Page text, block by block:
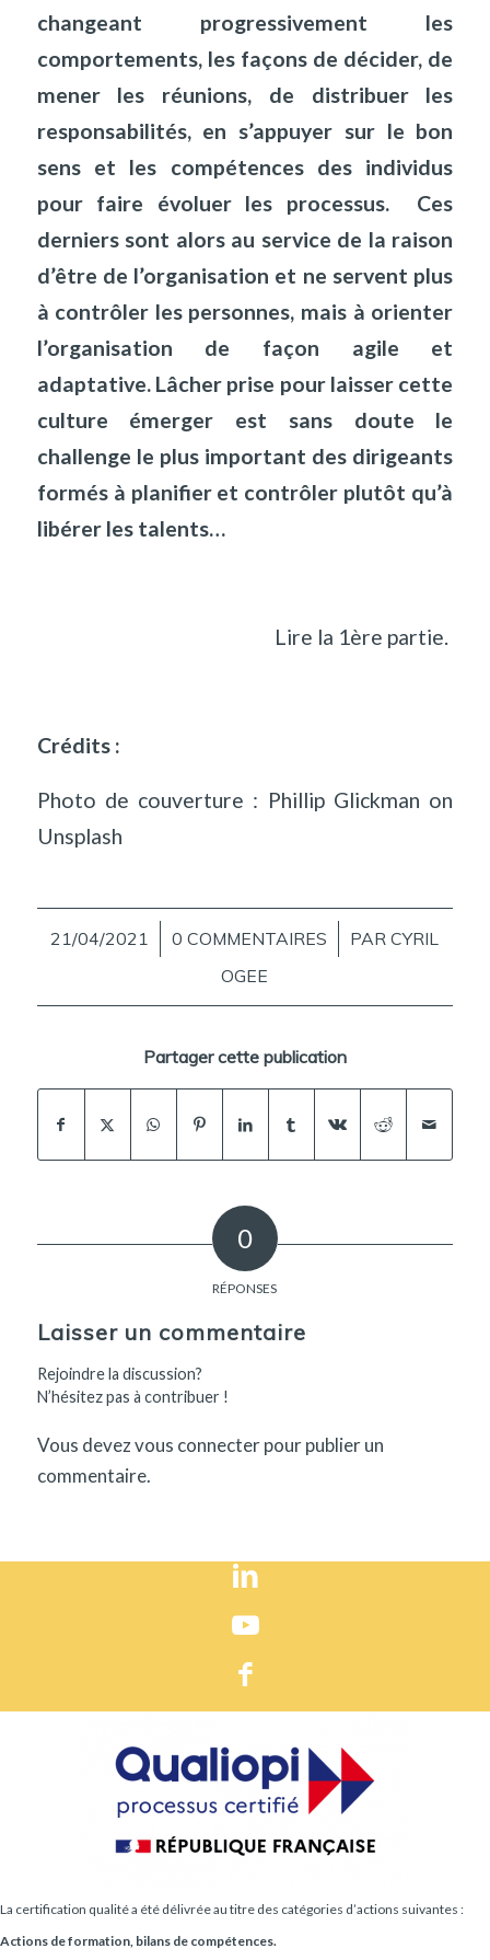
changeant progressivement les
comportements, les façons de décider, de
mener les réunions, de distribuer les
responsabilités, en s’appuyer sur le bon
sens et les compétences des individus
pour faire évoluer les processus.
Ces
derniers sont alors au service de la raison
d’être de l’organisation et ne servent plus
à contrôler les personnes, mais à orienter
l’organisation de façon agile et
adaptative. Lâcher prise pour laisser cette
culture émerger est sans doute le
challenge le plus important des dirigeants
formés à planifier et contrôler plutôt qu’à
libérer les talents…
Lire la 1ère partie.
Crédits :
Photo de couverture : Phillip Glickman on
Unsplash
21/04/2021
/ 0 COMMENTAIRES
/ PARCYRIL
OGEE
Partager cette publication
0
RÉPONSES
Laisser un commentaire
Rejoindre la discussion?
N’hésitez pas à contribuer !
Vous devezvous connecterpour publier un
commentaire.
La certification qualité a été délivrée au titre des catégories d’actions suivantes :
Actions de formation, bilans de compétences.